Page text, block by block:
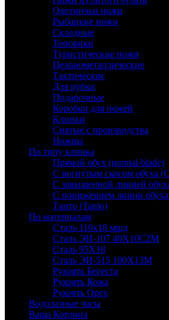
Охотничьи ножи
Рыбацкие ножи
Складные
Топорики
Туристические ножи
Цельнометаллические
Тактические
Для рубки
Подарочные
Коробки для ножей
Клинки
Снятые с производства
Ножны
По типу клинка
Прямой обух (normal-blade)
С вогнутым скосом обуха
С завышенной линией
С понижением линии
Танто (Tanto)
По материалам
Сталь 110х18 мшд
Сталь ЭИ-107 40Х10С2М
Сталь 95Х18
Сталь ЭИ-515 100Х13М
Рукоять Береста
Рукоять Кожа
Рукоять Орех
Водолазные часы
Ваша Корзина